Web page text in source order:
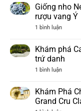
vùng
rượu
vang
–
vang
hảo
hạng
của
khai
sinh
Barolo
Giống nho
rượu vang Ý
1 bình luậnở
–
Biểu
quyền
rượu
vang
Ý
Khám phá
trứ danh
1 bình luậnở
Cantine
Capetta
–
Khám Phá
Grand Cru